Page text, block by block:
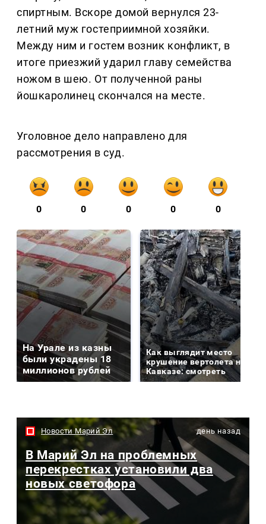
спиртным. Вскоре домой вернулся 23-
летний муж гостеприимной хозяйки.
Между ним и гостем возник конфликт, в
итоге приезжий ударил главу семейства
ножом в шею. От полученной раны
йошкаролинец скончался на месте.
Уголовное дело направлено для
рассмотрения в суд.
0 0 0 0 0
На Урале из казны
были украдены 18
миллионов рублей
Как выглядит место
крушение вертолета на
Кавказе: смотреть
Новости Марий Эл день назад
В Марий Эл на проблемных
перекрестках установили два
новых светофора